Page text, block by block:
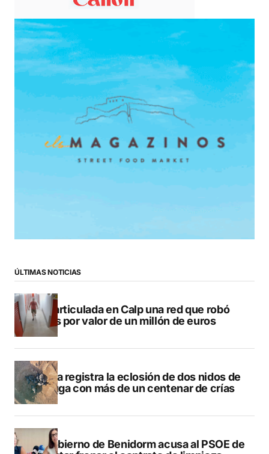
ÚLTIMAS NOTICIAS
Desarticulada en Calp una red que robó
joyas por valor de un millón de euros
Dénia registra la eclosión de dos nidos de
tortuga con más de un centenar de crías
El gobierno de Benidorm acusa al PSOE de